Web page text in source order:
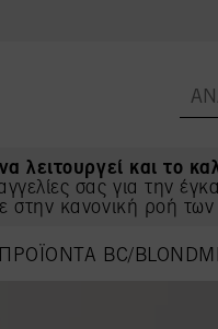
λειτουργεί και το
σας για την
στην κανονική ροή
BC/